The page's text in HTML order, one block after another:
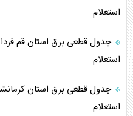
استعلام
استعلام
استعلام